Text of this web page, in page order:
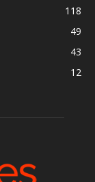
118
49
43
12